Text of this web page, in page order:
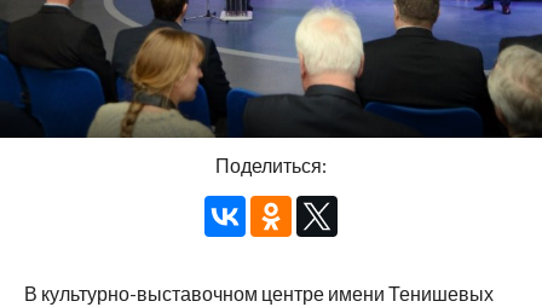
Поделиться:
В культурно-выставочном центре имени Тенишевых